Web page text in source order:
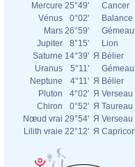
Mercure 25°49'
Cancer
Vénus
0°02'
Balance
Mars 26°59'
Jupiter
8°15'
Lion
Saturne 14°39' Я Bélier
Uranus
5°11'
Neptune
4°11' Я Bélier
Pluton
4°02' Я Verseau
Chiron
0°52' Я Taureau
Nœud vrai 29°54' Я Verseau
Lilith vraie 22°12' Я